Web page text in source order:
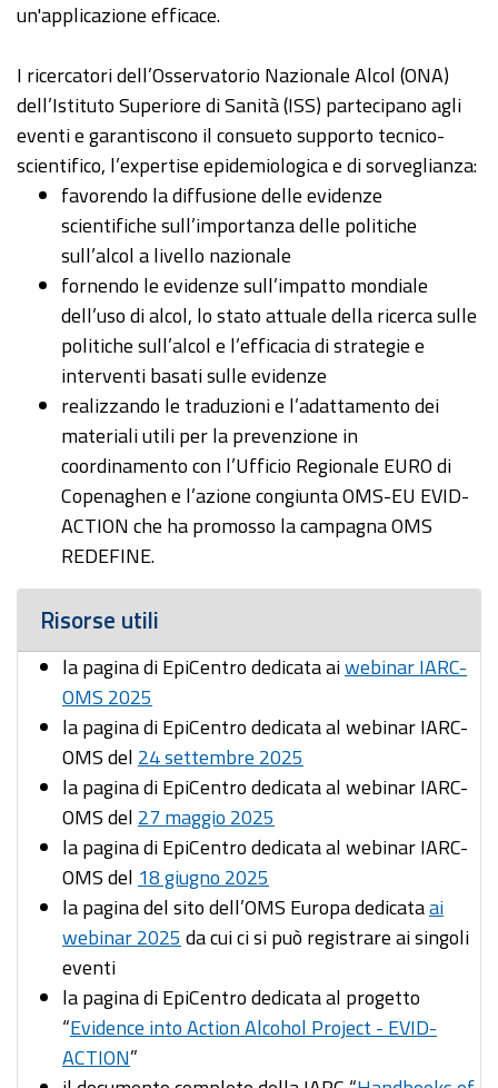
un'applicazione efficace.
I ricercatori dell’Osservatorio Nazionale Alcol (ONA)
dell’Istituto Superiore di Sanità (ISS) partecipano agli
eventi e garantiscono il consueto supporto tecnico-
scientifico, l’expertise epidemiologica e di sorveglianza:
favorendo la diffusione delle evidenze
scientifiche sull’importanza delle politiche
sull’alcol a livello nazionale
fornendo le evidenze sull’impatto mondiale
dell’uso di alcol, lo stato attuale della ricerca sulle
politiche sull’alcol e l’efficacia di strategie e
interventi basati sulle evidenze
realizzando le traduzioni e l’adattamento dei
materiali utili per la prevenzione in
coordinamento con l’Ufficio Regionale EURO di
Copenaghen e l’azione congiunta OMS-EU EVID-
ACTION che ha promosso la campagna OMS
REDEFINE.
Risorse utili
la pagina di EpiCentro dedicata aiwebinar IARC-
OMS 2025
la pagina di EpiCentro dedicata al webinar IARC-
OMS del 24 settembre 2025
la pagina di EpiCentro dedicata al webinar IARC-
OMS del 27 maggio 2025
la pagina di EpiCentro dedicata al webinar IARC-
OMS del 18 giugno 2025
la pagina del sito dell’OMS Europa dedicataai
webinar 2025 da cui ci si può registrare ai singoli
eventi
la pagina di EpiCentro dedicata al progetto
“Evidence into Action Alcohol Project - EVID-
ACTION”